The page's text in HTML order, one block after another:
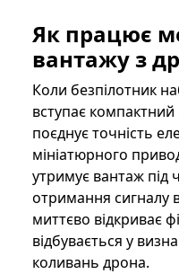
Як працює
вантажу з
Коли безпілотник
вступає
поєднує точність
мініатюрного
утримує вантаж під
отримання сигналу
миттєво відкриває
відбувається у
коливань дрона.